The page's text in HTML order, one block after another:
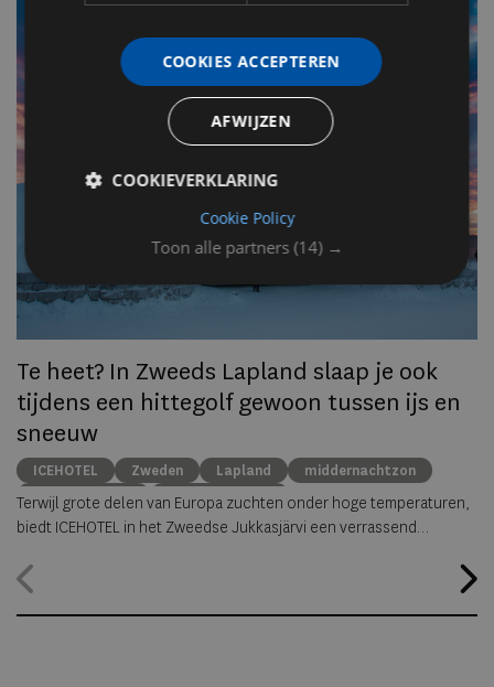
Te heet? In Zweeds Lapland slaap je ook
tijdens een hittegolf gewoon tussen ijs en
sneeuw
ICEHOTEL Zweden Lapland
middernachtzon
summer travel
Arctische reizen
Terwijl grote delen van Europa zuchten onder hoge temperaturen,
biedt ICEHOTEL in het Zweedse Jukkasjärvi een verrassend
hele jaar geopend, waardoor gasten zelfs midden in de zomer
Toon alle partners (14) →
COOKIES ACCEPTEREN
AFWIJZEN
COOKIEVERKLARING
Cookie Policy